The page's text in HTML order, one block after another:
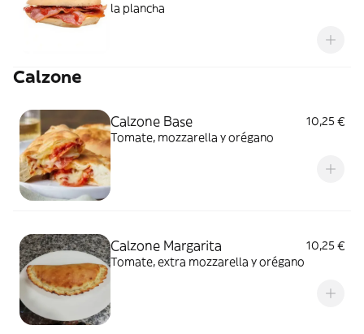
la plancha
Calzone
Calzone Base
10,25 €
Tomate, mozzarella y orégano
Calzone Margarita
10,25 €
Tomate, extra mozzarella y orégano